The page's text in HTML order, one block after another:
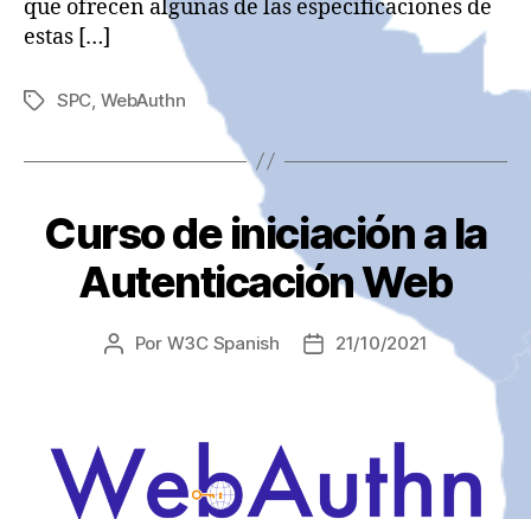
que ofrecen algunas de las especificaciones de
estas […]
Etiquetas
SPC, WebAuthn
Curso de iniciación a la
Autenticación Web
Autor
Por W3C Spanish
Fecha21/10/2021